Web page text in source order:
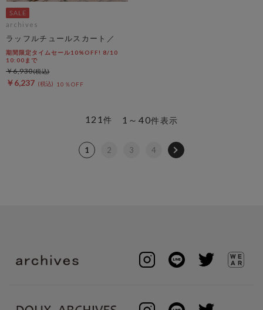
archives
ラッフルチュールスカート／
期間限定タイムセール10%OFF! 8/10
10:00まで
￥6,237 10％OFF
￥6,930
1～40件表示
121件
1 2 3 4